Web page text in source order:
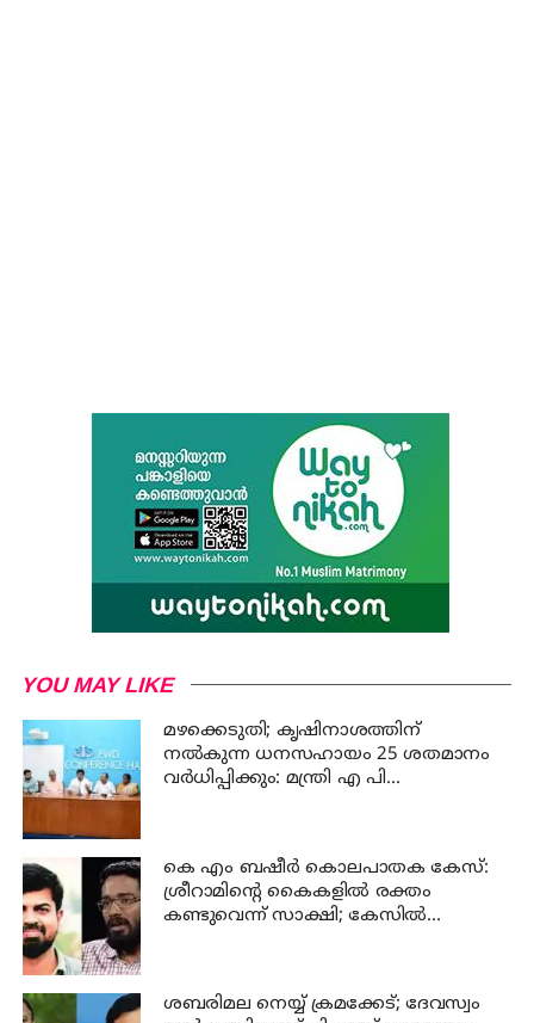
YOU MAY LIKE
മഴക്കെടുതി; കൃഷിനാശത്തിന്
നല്‍കുന്ന ധനസഹായം 25 ശതമാനം
വര്‍ധിപ്പിക്കും: മന്ത്രി എ പി
കെ എം ബഷീര്‍ കൊലപാതക കേസ്:
ശ്രീറാമിന്റെ കൈകളില്‍ രക്തം
കണ്ടുവെന്ന് സാക്ഷി; കേസില്‍
ശബരിമല നെയ്യ് ക്രമക്കേട്; ദേവസ്വം